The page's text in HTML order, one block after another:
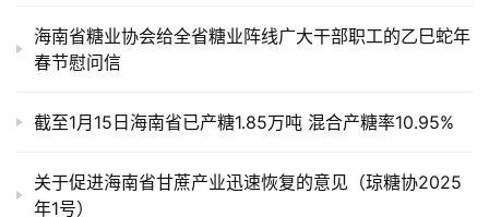
海南省糖业协会给全省糖业阵线广大干部职工的乙巳蛇年
春节慰问信
截至1月15日海南省已产糖1.85万吨 混合产糖率10.95%
关于促进海南省甘蔗产业迅速恢复的意见（琼糖协2025
年1号）